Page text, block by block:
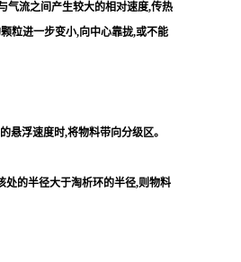
气流之间产生较大的相对速度,传热
粒进一步变小,向中心靠拢,或不能
浮速度时,将物料带向分级区。
处的半径大于淘析环的半径,则物料